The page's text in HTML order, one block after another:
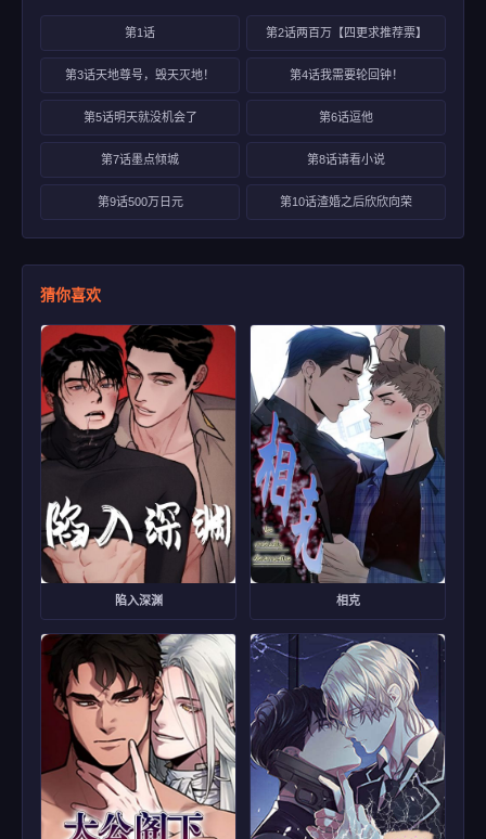
第1话 第2话两百万【四更求推荐票】
第3话天地尊号，毁天灭地！ 第4话我需要轮回钟！
第5话明天就没机会了 第6话逗他
第7话墨点倾城 第8话请看小说
第9话500万日元 第10话渣婚之后欣欣向荣
猜你喜欢
陷入深渊 相克